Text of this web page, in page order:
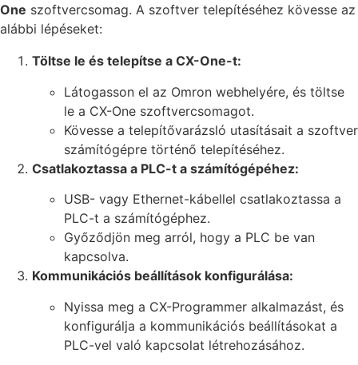
One szoftvercsomag. A szoftver telepítéséhez kövesse az
alábbi lépéseket:
Töltse le és telepítse a CX-One-t:
Látogasson el az Omron webhelyére, és töltse
le a CX-One szoftvercsomagot.
Kövesse a telepítővarázsló utasításait a szoftver
számítógépre történő telepítéséhez.
Csatlakoztassa a PLC-t a számítógépéhez:
USB- vagy Ethernet-kábellel csatlakoztassa a
PLC-t a számítógéphez.
Győződjön meg arról, hogy a PLC be van
kapcsolva.
Kommunikációs beállítások konfigurálása:
Nyissa meg a CX-Programmer alkalmazást, és
konfigurálja a kommunikációs beállításokat a
PLC-vel való kapcsolat létrehozásához.